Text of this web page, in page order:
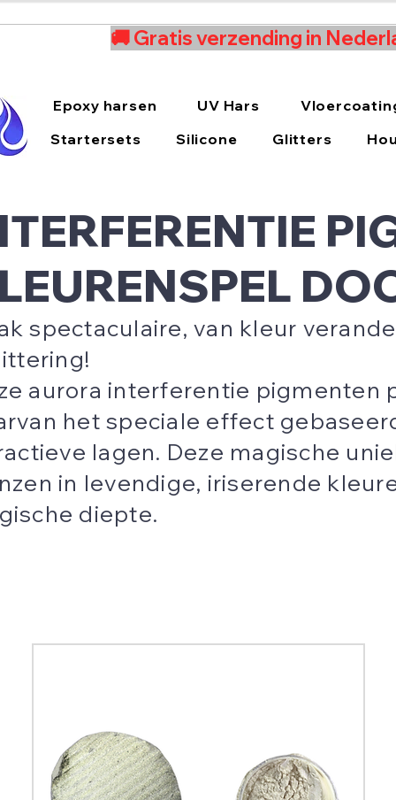
🚚 Gratis verzending in
Epoxy harsen UV Hars
Startersets
Silicone Glitters
spectaculaire, van kleur
aurora interferentie pigmenten
het speciale effect
lagen. Deze magische
in levendige, iriserende
diepte.